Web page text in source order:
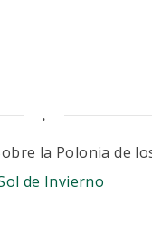
.
la Polonia de